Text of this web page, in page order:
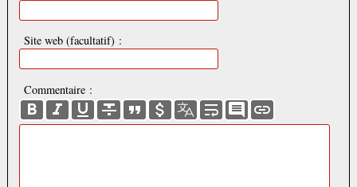
Site web (facultatif) :
Commentaire :